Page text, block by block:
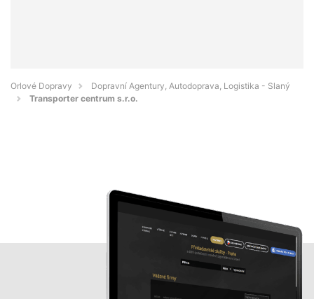
Orlové Dopravy
Dopravní Agentury, Autodoprava, Logistika - Slaný
Transporter centrum s.r.o.